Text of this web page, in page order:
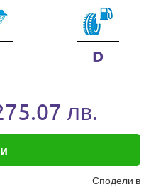
D
лв.
Сподели в